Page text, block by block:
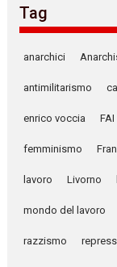
Tag
anarchici
antimilitarismo
enrico voccia FAI
femminismo
lavoro Livorno
mondo del lavoro
razzismo